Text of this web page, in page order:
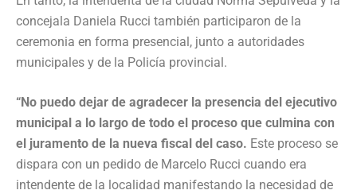
concejala Daniela Rucci también participaron de la
ceremonia en forma presencial, junto a autoridades
municipales y de la Policía provincial.
“No puedo dejar de agradecer la presencia del ejecutivo
municipal a lo largo de todo el proceso que culmina con
el juramento de la nueva fiscal del caso. Este proceso se
dispara con un pedido de Marcelo Rucci cuando era
intendente de la localidad manifestando la necesidad de